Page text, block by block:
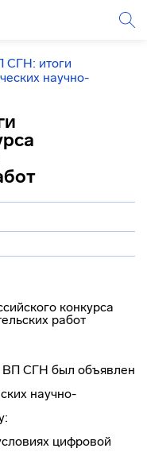
СГН: итоги
научно-
ВП СГН был объявлен
научно-
цифровой